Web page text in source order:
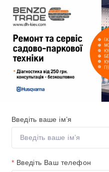
Введіть ваше ім’я
* Введіть Ваш телефон